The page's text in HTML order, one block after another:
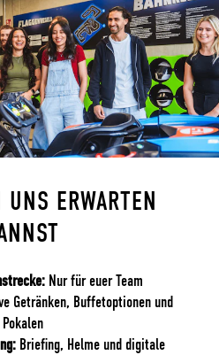
ERWARTEN
Nur für euer Team
Getränken, Buffetoptionen und
Pokalen
Briefing, Helme und digitale